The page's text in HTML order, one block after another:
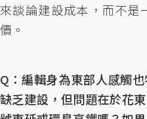
來談論建設成本，而不是
價。
Q：編輯身為東部人感觸
缺乏建設，但問題在於花